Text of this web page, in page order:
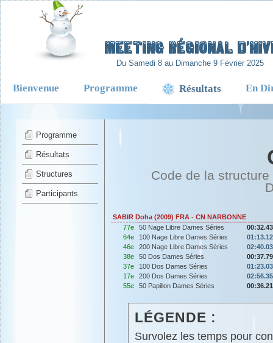
Meeting Régional
Du Samedi 8 au Dimanche 9 Février 2025
Bienvenue Programme Résultats En
Programme
Résultats
Structures
Participants
Code de la
SABIR Doha (2009) FRA - CN NARBONNE
77e
50 Nage Libre Dames Séries
00:32.43
64e
100 Nage Libre Dames Séries
01:13.12
46e
200 Nage Libre Dames Séries
02:40.03
38e
50 Dos Dames Séries
00:37.79
37e
100 Dos Dames Séries
01:23.03
17e
200 Dos Dames Séries
02:56.35
55e
50 Papillon Dames Séries 00:36.21
LÉGENDE :
Survolez les temps pour